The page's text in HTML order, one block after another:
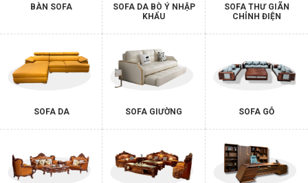
BÀN SOFA
SOFA DA BÒ Ý NHẬP
KHẨU
SOFA THƯ GIÃN
CHỈNH ĐIỆN
SOFA DA SOFA GIƯỜNG SOFA GỖ